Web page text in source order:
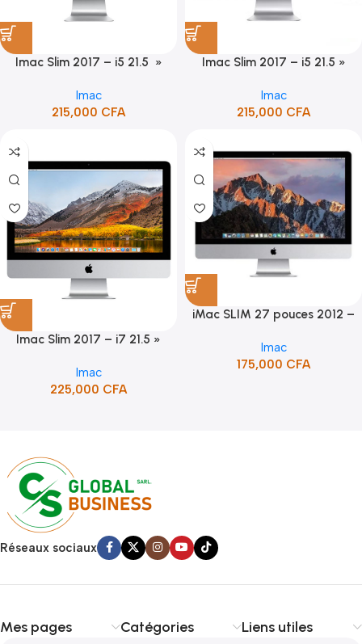
Imac Slim 2017 – i5 21.5 »
Imac
215,000 CFA
Imac Slim 2017 – i5 21.5 »
Imac
215,000 CFA
Imac Slim 2017 – i7 21.5 »
Imac
225,000 CFA
iMac SLIM 27 pouces 2012 –
Imac
175,000 CFA
Réseaux sociaux
Mes pages Catégories Liens utiles